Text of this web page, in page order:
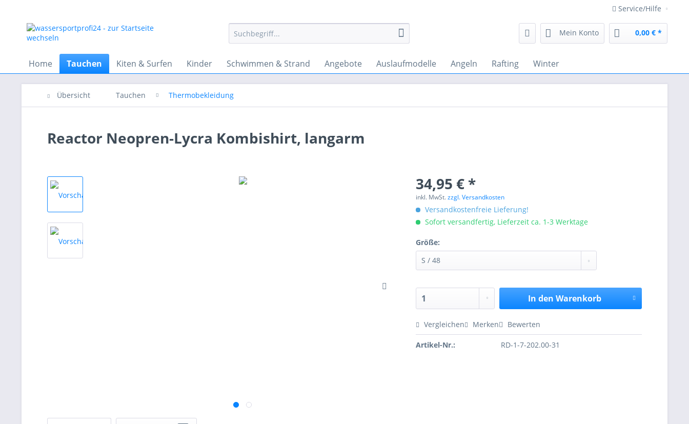
Service/Hilfe
Mein Konto 0,00 € *
Home Tauchen Kiten & Surfen Kinder Schwimmen & Strand Angebote Auslaufmodelle Angeln Rafting Winter
Übersicht Tauchen Thermobekleidung
Reactor Neopren-Lycra Kombishirt, langarm
34,95 € *
inkl. MwSt.zzgl. Versandkosten
Versandkostenfreie Lieferung!
Sofort versandfertig, Lieferzeit ca. 1-3 Werktage
Größe:
In den Warenkorb
Vergleichen Merken Bewerten
Artikel-Nr.: RD-1-7-202.00-31